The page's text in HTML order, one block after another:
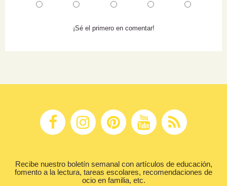
¡Sé el primero en comentar!
Recibe nuestro boletín semanal con artículos de educación,
fomento a la lectura, tareas escolares, recomendaciones de
ocio en familia, etc.